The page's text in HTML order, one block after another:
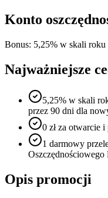
Konto
Bonus: 5,25% w skali roku
Najważniejsze
5,25% w skali
przez 90 dni dla
0 zł za otwarcie
1 darmowy
Oszczędnościowego
Opis promocji